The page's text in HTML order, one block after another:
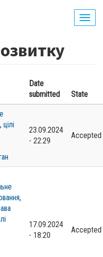
Date
submitted
State
, цілі
23.09.2024
- 22:29
Accepted
,
17.09.2024
- 18:20
Accepted